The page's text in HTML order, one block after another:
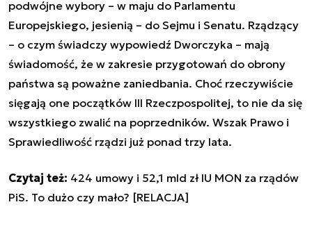
podwójne wybory – w maju do Parlamentu
Europejskiego, jesienią – do Sejmu i Senatu. Rządzący
– o czym świadczy wypowiedź Dworczyka – mają
świadomość, że w zakresie przygotowań do obrony
państwa są poważne zaniedbania. Choć rzeczywiście
sięgają one początków III Rzeczpospolitej, to nie da się
wszystkiego zwalić na poprzedników. Wszak Prawo i
Sprawiedliwość rządzi już ponad trzy lata.
Czytaj też: 424 umowy i 52,1 mld zł IU MON za rządów
PiS. To dużo czy mało? [RELACJA]